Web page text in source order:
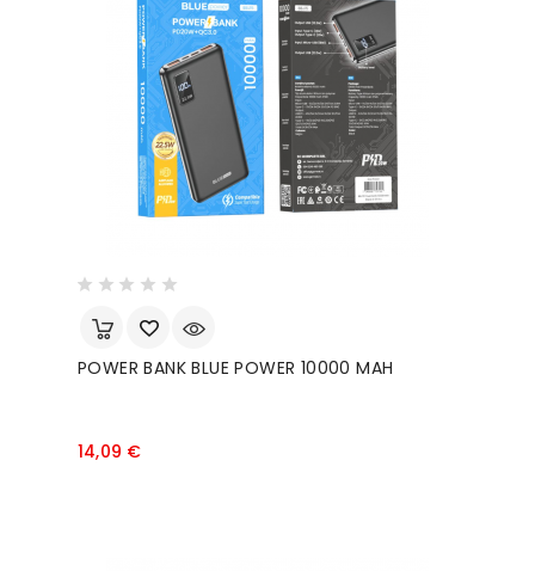
POWER BANK BLUE POWER 10000 MAH
14,09 €Prezzo